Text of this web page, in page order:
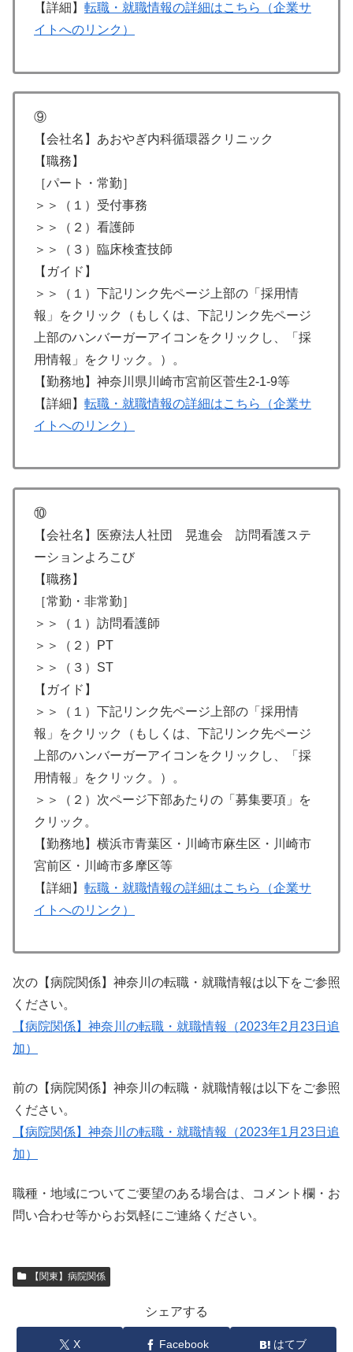
【詳細】 転職・就職情報の詳細はこちら（企業サ
イトへのリンク）
⑨
【会社名】あおやぎ内科循環器クリニック
【職務】
［パート・常勤］
＞＞（１）受付事務
＞＞（２）看護師
＞＞（３）臨床検査技師
【ガイド】
＞＞（１）下記リンク先ページ上部の「採用情
報」をクリック（もしくは、下記リンク先ページ
上部のハンバーガーアイコンをクリックし、「採
用情報」をクリック。）。
【勤務地】神奈川県川崎市宮前区菅生2-1-9等
【詳細】 転職・就職情報の詳細はこちら（企業サ
イトへのリンク）
⑩
【会社名】医療法人社団 晃進会 訪問看護ステ
ーションよろこび
【職務】
［常勤・非常勤］
＞＞（１）訪問看護師
＞＞（２）PT
＞＞（３）ST
【ガイド】
＞＞（１）下記リンク先ページ上部の「採用情
報」をクリック（もしくは、下記リンク先ページ
上部のハンバーガーアイコンをクリックし、「採
用情報」をクリック。）。
＞＞（２）次ページ下部あたりの「募集要項」を
クリック。
【勤務地】横浜市青葉区・川崎市麻生区・川崎市
宮前区・川崎市多摩区等
【詳細】 転職・就職情報の詳細はこちら（企業サ
イトへのリンク）
次の【病院関係】神奈川の転職・就職情報は以下をご参照
ください。
【病院関係】神奈川の転職・就職情報（2023年2月23日追
加）
前の【病院関係】神奈川の転職・就職情報は以下をご参照
ください。
【病院関係】神奈川の転職・就職情報（2023年1月23日追
加）
職種・地域についてご要望のある場合は、コメント欄・お
問い合わせ等からお気軽にご連絡ください。
【関東】病院関係
シェアする
X Facebook はてブ